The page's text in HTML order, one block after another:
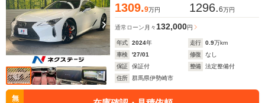
1309.9万円 1296.6万円
通常ローン 月々 132,000円
年式 2024年 走行 0.9万km
車検
'27/01 修復
なし
保証
保証付 整備
法定整備付
住所
群馬県伊勢崎市
無